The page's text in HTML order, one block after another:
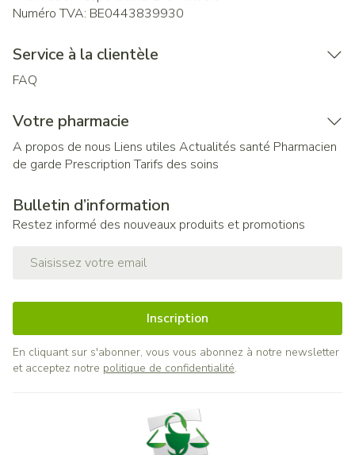
Numéro TVA: BE0443839930
Service à la clientèle
FAQ
Votre pharmacie
A propos de nous Liens utiles Actualités santé Pharmacien
de garde Prescription Tarifs des soins
Bulletin d’information
Restez informé des nouveaux produits et promotions
Inscription
En cliquant sur s'abonner, vous vous abonnez à notre newsletter
et acceptez notre politique de confidentialité.